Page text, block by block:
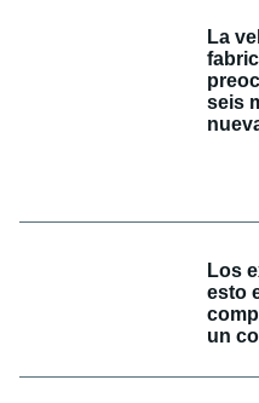
La
seis
Los
esto
un